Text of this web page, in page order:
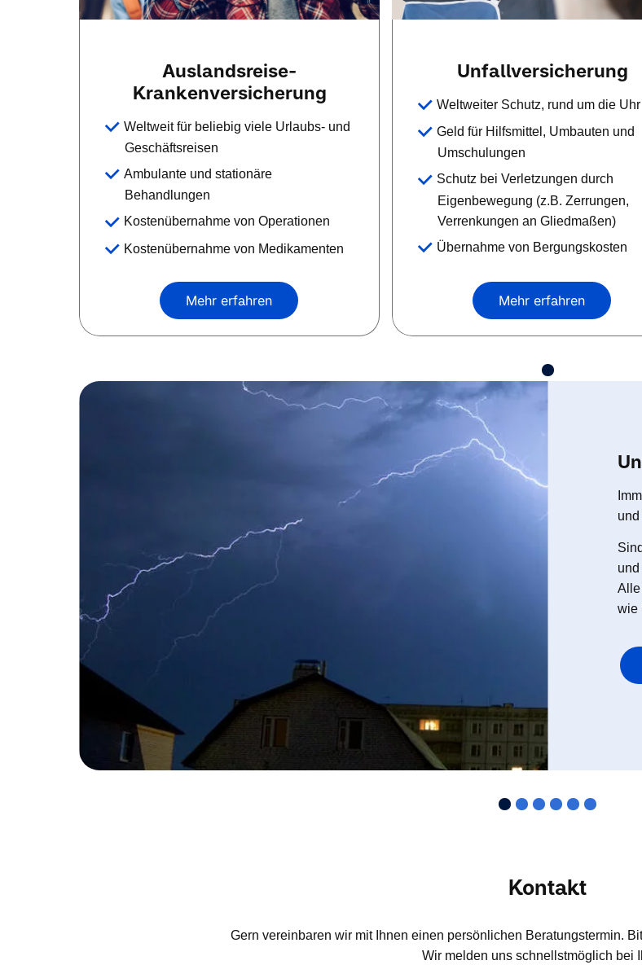
Auslandsreise-
Krankenversicherung
Weltweit für beliebig viele Urlaubs- und
Geschäftsreisen
Ambulante und stationäre
Behandlungen
Kostenübernahme von Operationen
Kostenübernahme von Medikamenten
Mehr erfahren
Unfallversicherung
Weltweiter Schutz, rund um die Uhr
Geld für Hilfsmittel, Umbauten und
Umschulungen
Schutz bei Verletzungen durch
Eigenbewegung (z.B. Zerrungen,
Verrenkungen an Gliedmaßen)
Übernahme von Bergungskosten
Mehr erfahren
Alle
wie
Kontakt
Gern vereinbaren wir mit Ihnen einen persönlichen Beratungstermin.
Wir melden uns schnellstmöglich bei